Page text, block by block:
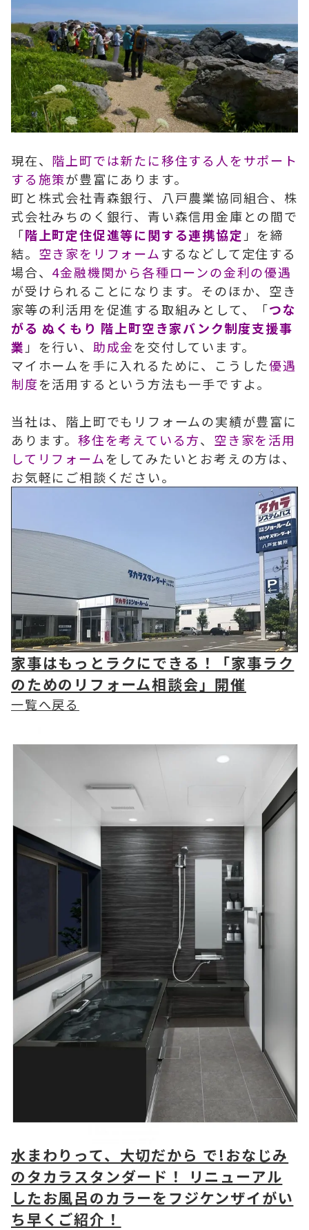
現在、 階上町では新たに移住する人をサポート
する施策が豊富にあります。
町と株式会社青森銀行、八戸農業協同組合、株
式会社みちのく銀行、青い森信用金庫との間で
「階上町定住促進等に関する連携協定 」を締
結。 空き家をリフォームするなどして定住する
場合、 4金融機関から各種ローンの金利の優遇
が受けられることになります。そのほか、空き
家等の利活用を促進する取組みとして、「つな
がる ぬくもり 階上町空き家バンク制度支援事
業 」を行い、 助成金を交付しています。
マイホームを手に入れるために、こうした優遇
制度を活用するという方法も一手ですよ。
当社は、階上町でもリフォームの実績が豊富に
あります。 移住を考えている方、 空き家を活用
してリフォームをしてみたいとお考えの方は、
お気軽にご相談ください。
家事はもっとラクにできる！「家事ラク
のためのリフォーム相談会」開催
一覧へ戻る
水まわりって、大切だから で!おなじみ
のタカラスタンダード！ リニューアル
したお風呂のカラーをフジケンザイがい
ち早くご紹介！